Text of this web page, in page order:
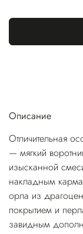
Описание
Отличительная
— мягкий
изысканной
накладным
орла из
покрытием и
завидным